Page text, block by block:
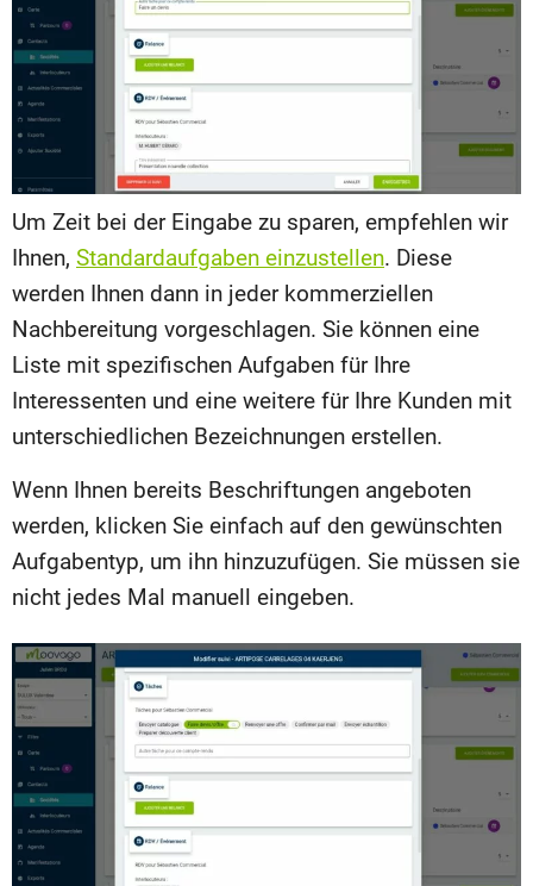
Um Zeit bei der Eingabe zu sparen, empfehlen wir
Ihnen, Standardaufgaben einzustellen. Diese
werden Ihnen dann in jeder kommerziellen
Nachbereitung vorgeschlagen. Sie können eine
Liste mit spezifischen Aufgaben für Ihre
Interessenten und eine weitere für Ihre Kunden mit
unterschiedlichen Bezeichnungen erstellen.
Wenn Ihnen bereits Beschriftungen angeboten
werden, klicken Sie einfach auf den gewünschten
Aufgabentyp, um ihn hinzuzufügen. Sie müssen sie
nicht jedes Mal manuell eingeben.